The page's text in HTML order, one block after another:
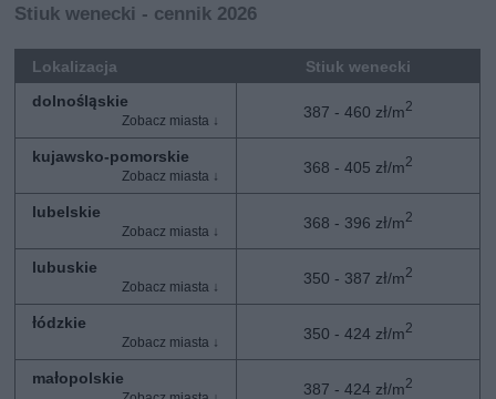
Stiuk wenecki - cennik 2026
Lokalizacja
Stiuk wenecki
dolnośląskie
387 - 460 zł/m2
kujawsko-pomorskie
368 - 405 zł/m2
lubelskie
368 - 396 zł/m2
lubuskie
350 - 387 zł/m2
łódzkie
350 - 424 zł/m2
małopolskie
387 - 424 zł/m2